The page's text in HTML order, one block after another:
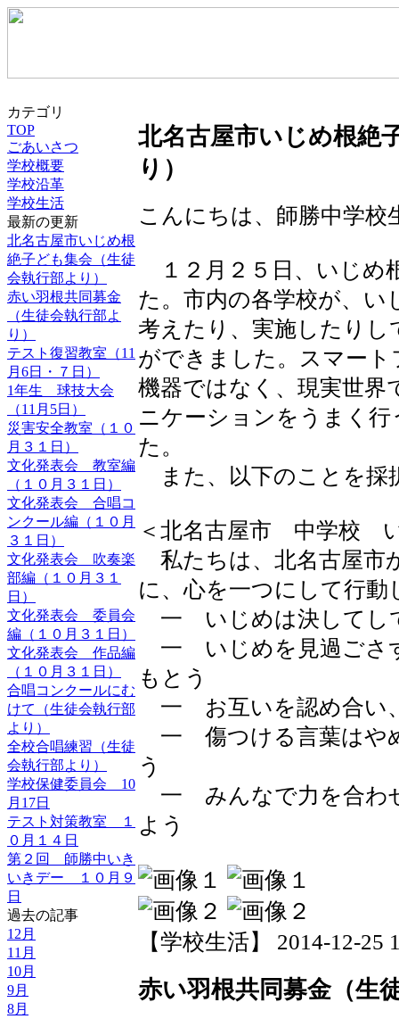
カテゴリ
TOP
ごあいさつ
学校概要
学校沿革
学校生活
最新の更新
北名古屋市いじめ根
絶子ども集会（生徒
会執行部より）
赤い羽根共同募金
（生徒会執行部よ
り）
テスト復習教室（11
月6日・７日）
1年生 球技大会
（11月5日）
災害安全教室（１０
月３１日）
文化発表会 教室編
（１０月３１日）
文化発表会 合唱コ
ンクール編（１０月
３１日）
文化発表会 吹奏楽
部編（１０月３１
日）
文化発表会 委員会
編（１０月３１日）
文化発表会 作品編
（１０月３１日）
合唱コンクールにむ
けて（生徒会執行部
より）
全校合唱練習（生徒
会執行部より）
学校保健委員会 10
月17日
テスト対策教室 １
０月１４日
第２回 師勝中いき
いきデー １０月９
日
過去の記事
12月
11月
10月
9月
8月
北名古屋市いじめ根絶
り）
こんにちは、師勝中学校
１２月２５日、いじめ
た。市内の各学校が、い
考えたり、実施したり
ができました。スマー
機器ではなく、現実世界
ニケーションをうまく
た。
また、以下のことを採
＜北名古屋市 中学校
私たちは、北名古屋市
に、心を一つにして行動
一 いじめは決してし
一 いじめを見過ごさ
もとう
一 お互いを認め合い
一 傷つける言葉はや
う
一 みんなで力を合わ
よう
【学校生活】 2014-12-25
赤い羽根共同募金（生